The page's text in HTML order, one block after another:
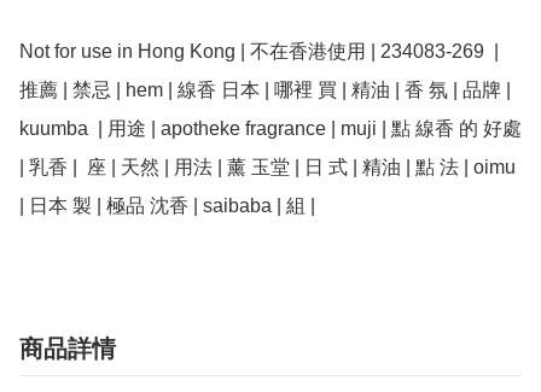
Not for use in Hong Kong | 不在香港使用 | 234083-269  |
推薦 | 禁忌 | hem | 線香 日本 | 哪裡 買 | 精油 | 香 氛 | 品牌 |
kuumba  | 用途 | apotheke fragrance | muji | 點 線香 的 好處
| 乳香 |  座 | 天然 | 用法 | 薰 玉堂 | 日 式 | 精油 | 點 法 | oimu
商品詳情